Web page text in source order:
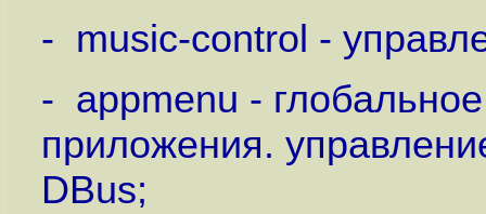
- music-control -
- appmenu -
приложения.
DBus;